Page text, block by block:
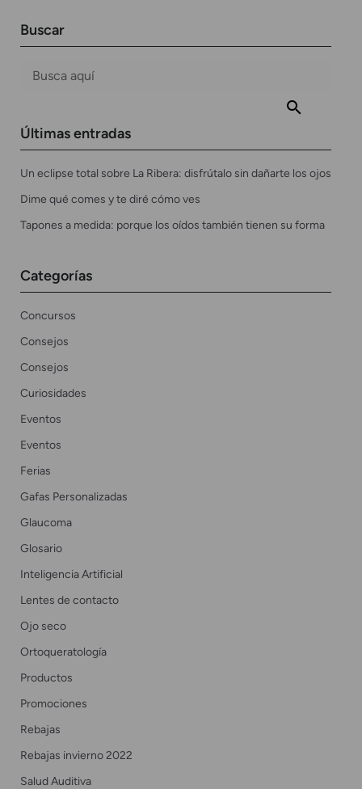
Buscar
Últimas entradas
Un eclipse total sobre La Ribera: disfrútalo sin dañarte los ojos
Dime qué comes y te diré cómo ves
Tapones a medida: porque los oídos también tienen su forma
Categorías
Concursos
Consejos
Consejos
Curiosidades
Eventos
Eventos
Ferias
Gafas Personalizadas
Glaucoma
Glosario
Inteligencia Artificial
Lentes de contacto
Ojo seco
Ortoqueratología
Productos
Promociones
Rebajas
Rebajas invierno 2022
Salud Auditiva